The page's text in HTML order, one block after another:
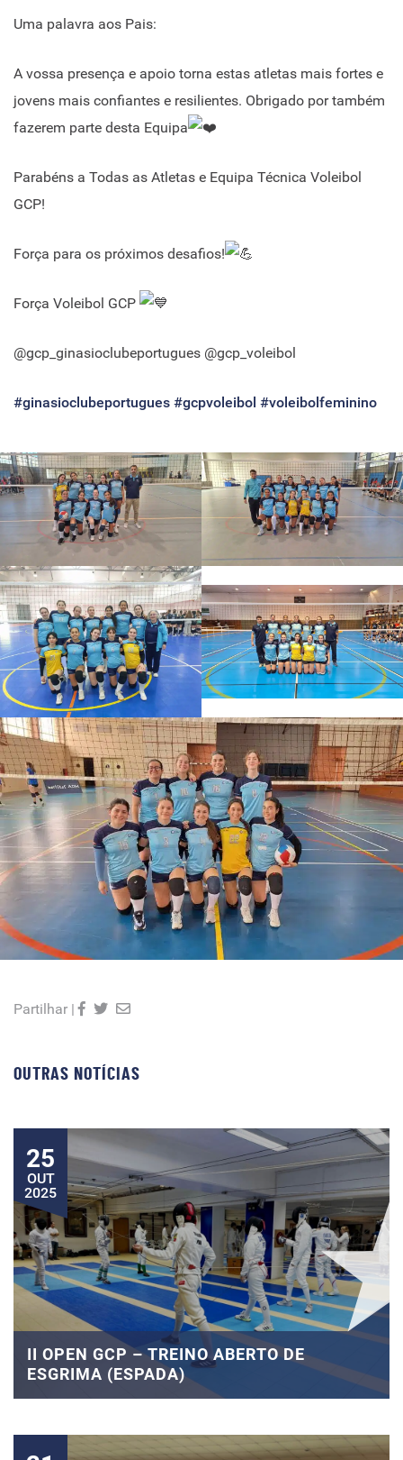
Uma palavra aos Pais:
A vossa presença e apoio torna estas atletas mais fortes e
jovens mais confiantes e resilientes. Obrigado por também
fazerem parte desta Equipa
Parabéns a Todas as Atletas e Equipa Técnica Voleibol
GCP!
Força para os próximos desafios!
Força Voleibol GCP
@gcp_ginasioclubeportugues @gcp_voleibol
#ginasioclubeportugues #gcpvoleibol #voleibolfeminino
Partilhar |
OUTRAS NOTÍCIAS
25
OUT
2025
II OPEN GCP – TREINO ABERTO DE
ESGRIMA (ESPADA)